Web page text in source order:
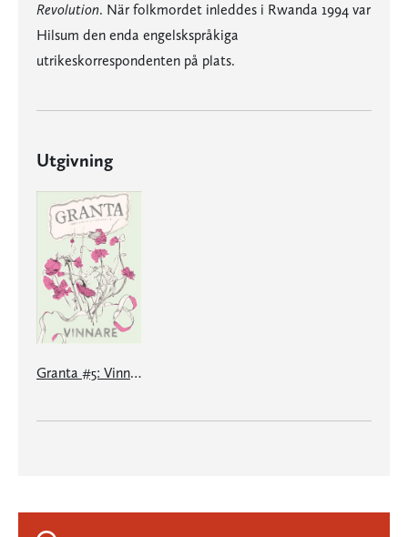
Revolution. När folkmordet inleddes i Rwanda 1994 var
Hilsum den enda engelskspråkiga
utrikeskorrespondenten på plats.
Utgivning
Granta #5: Vinnare